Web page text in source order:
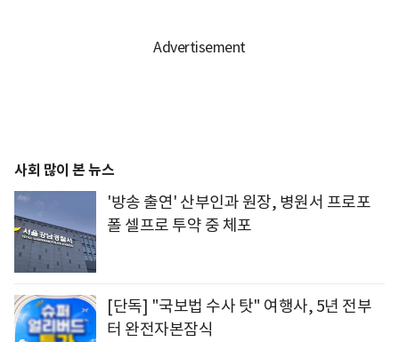
사회 많이 본 뉴스
'방송 출연' 산부인과 원장, 병원서 프로포
폴 셀프로 투약 중 체포
[단독] "국보법 수사 탓" 여행사, 5년 전부
터 완전자본잠식